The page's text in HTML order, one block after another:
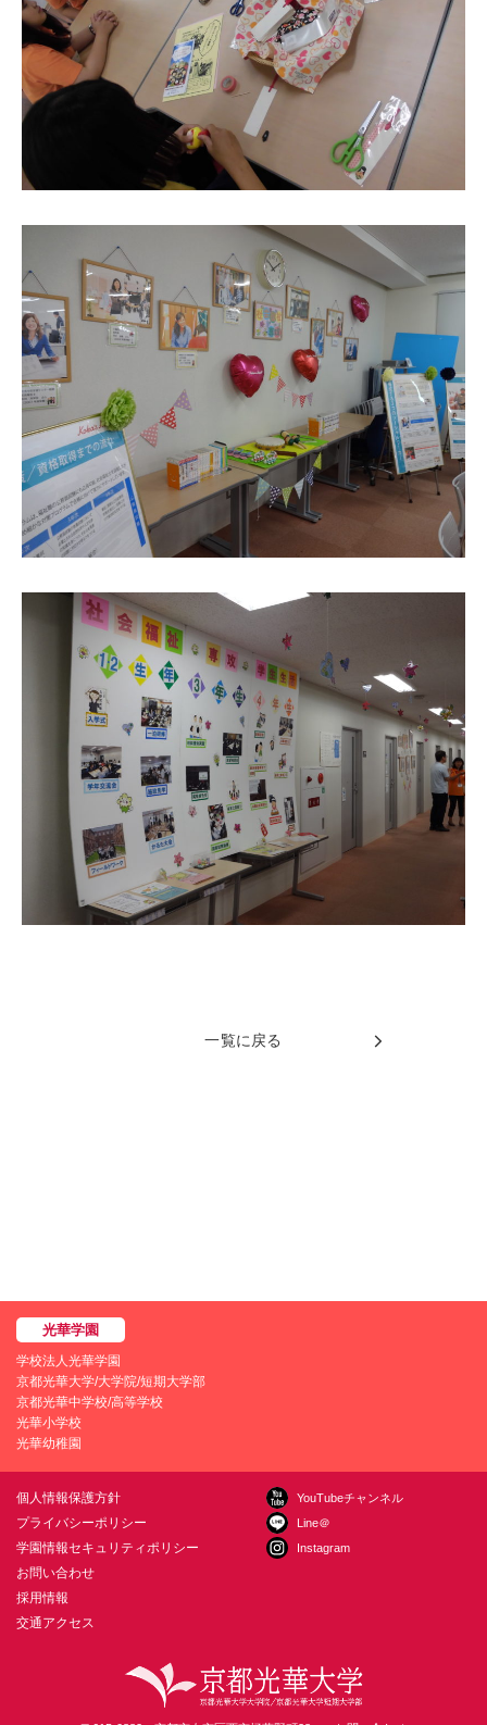
一覧に戻る
学校法人光華学園
京都光華大学/大学院/短期大学部
京都光華中学校/高等学校
光華小学校
光華幼稚園
個人情報保護方針
プライバシーポリシー
学園情報セキュリティポリシー
お問い合わせ
採用情報
交通アクセス
YouTubeチャンネル
Line＠
Instagram